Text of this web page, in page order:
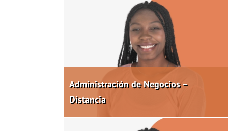
Administración de Negocios –
Distancia